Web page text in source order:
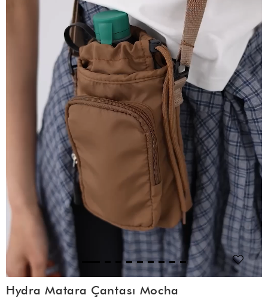
Hydra Matara Çantası Mocha